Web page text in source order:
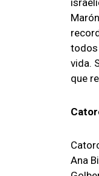
todos
vida.
que
Ana